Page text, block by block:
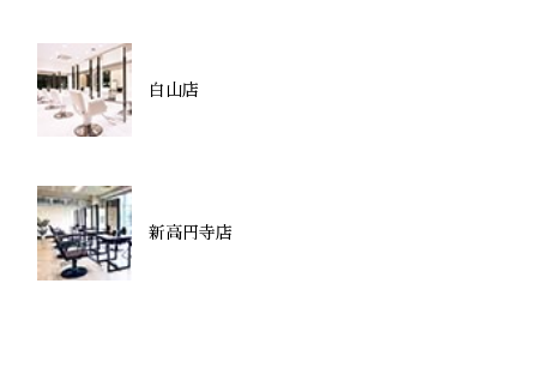
白山店
新高円寺店